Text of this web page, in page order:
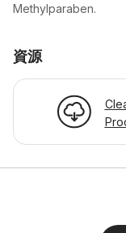
Methylparaben.
資源